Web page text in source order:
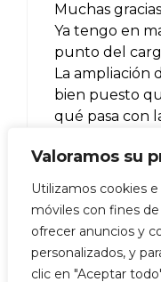
Valoramos su
Utilizamos cookies
móviles con fines
ofrecer anuncios y
personalizados, y
clic en "Aceptar
Muchas
Ya tengo en
punto del
La ampliación
bien puesto
qué pasa con
Una duda :
Junto a esta
también la de
los primeros
coste del
siguiente